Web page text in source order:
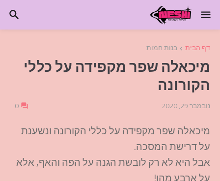
דף הבית בנות חמות
מיכאלה שפר מקפידה על כללי
הקורונה
נובמבר 29, 2020 0
מיכאלה שפר מקפידה על כללי הקורונה ונשענת
על דרישת המסכה.
אבל היא לא רק לובשת הגנה על הפה והאף, אלא